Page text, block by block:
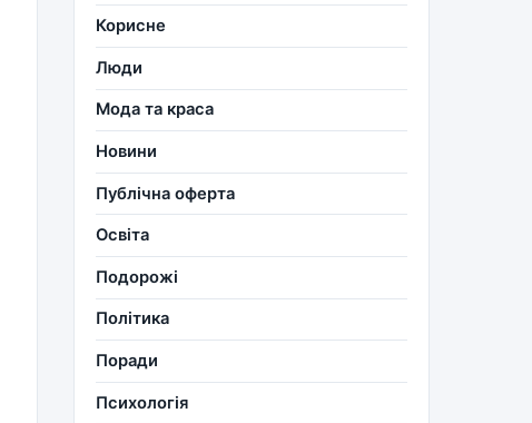
Корисне
Люди
Мода та краса
Новини
Публічна оферта
Освіта
Подорожі
Політика
Поради
Психологія